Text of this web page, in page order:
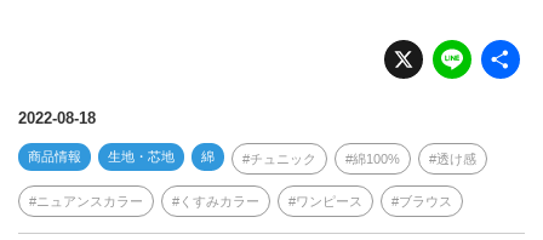
X Li
n
2022-08-18
商品情報 生地・芯地 綿 チュニック 綿100% 透け感
ニュアンスカラー くすみカラー ワンピース ブラウス